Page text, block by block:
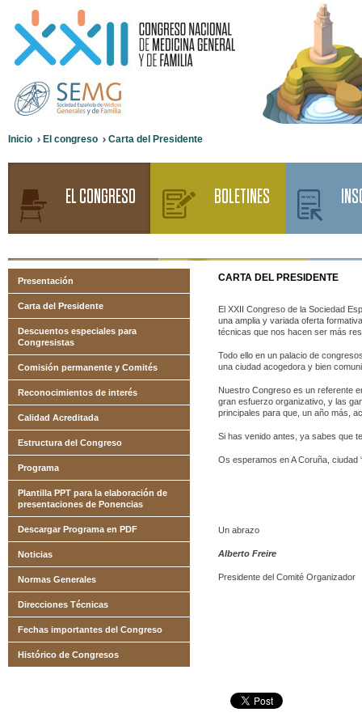
Inicio El congreso Carta del Presidente
EL CONGRESO BOLETINES
CARTA DEL PRESIDENTE
El XXII Congreso de la Sociedad
una amplia y variada oferta
técnicas que nos hacen ser más
Todo ello en un palacio de
una ciudad acogedora y bien
Nuestro Congreso es un referente
gran esfuerzo organizativo, y las
principales para que, un año más,
Si has venido antes, ya sabes que
Os esperamos en A Coruña, ciudad
Un abrazo
Alberto Freire
Presidente del Comité Organizador
Presentación
Carta del Presidente
Descuentos especiales para
Congresistas
Comisión permanente y Comités
Reconocimientos de interés
Calidad Acreditada
Estructura del Congreso
Programa
Plantilla PPT para la elaboración de
presentaciones de Ponencias
Descargar Programa en PDF
Noticias
Normas Generales
Direcciones Técnicas
Fechas importantes del Congreso
Histórico de Congresos